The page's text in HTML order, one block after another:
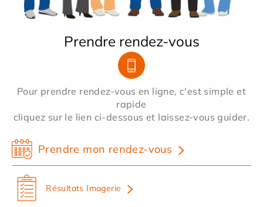
Prendre rendez-vous
Pour prendre rendez-vous en ligne, c'est simple et
rapide
cliquez sur le lien ci-dessous et laissez-vous guider.
Prendre mon rendez-vous
Résultats Imagerie